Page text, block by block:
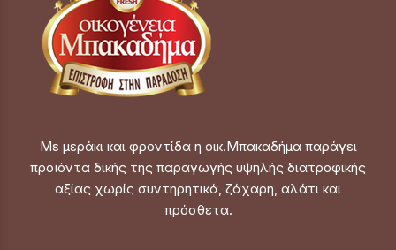
Με μεράκι και φροντίδα η οικ.Μπακαδήμα παράγει
προϊόντα δικής της παραγωγής υψηλής διατροφικής
αξίας χωρίς συντηρητικά, ζάχαρη, αλάτι και
πρόσθετα.